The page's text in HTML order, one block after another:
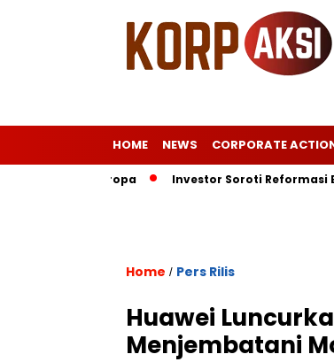
HOME NEWS CORPORATE
Investor Soroti Reformasi BUMN
Home / Pers Rilis
Huawei
Menjembatani